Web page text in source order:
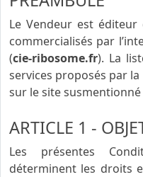
Le Vendeur est
commercialisés par
(cie-ribosome.fr). La
services proposés par
sur le site
ARTICLE 1 -
Les présentes
déterminent les droits